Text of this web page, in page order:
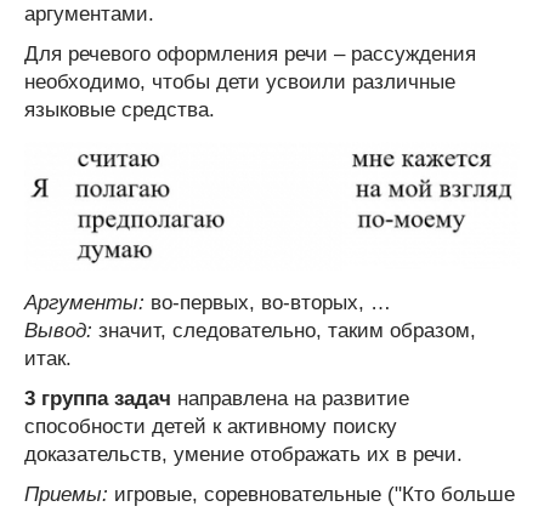
аргументами.
Для речевого оформления речи – рассуждения
необходимо, чтобы дети усвоили различные
языковые средства.
Аргументы: во-первых, во-вторых, …
Вывод: значит, следовательно, таким образом,
итак.
3 группа задач направлена на развитие
способности детей к активному поиску
доказательств, умение отображать их в речи.
Приемы: игровые, соревновательные ("Кто больше